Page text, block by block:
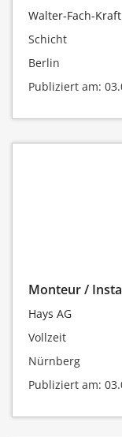
Walter-Fach-
Schicht
Berlin
Publiziert am:
Monteur /
Hays AG
Vollzeit
Nürnberg
Publiziert am: